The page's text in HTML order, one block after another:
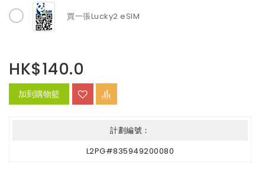
買一張Lucky2 eSIM
HK$140.0
加到購物籃
計劃編號：
L2PG#835949200080